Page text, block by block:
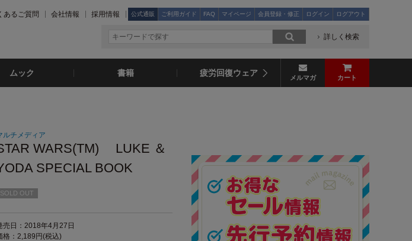
あるご質問 会社情報 採用情報 公式通販 ご利用ガイド FAQ マイページ 会員登録・修正 ログイン ログアウト
詳しく検索
ムック 書籍 疲労回復ウェア メルマガ カート
ルチメディア
WARS(TM) LUKE ＆
SPECIAL BOOK
SOLD OUT
売日：2018年4月27日
格：2,189円(税込)